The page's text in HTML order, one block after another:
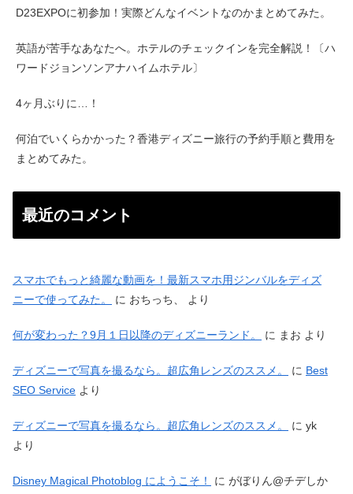
D23EXPOに初参加！実際どんなイベントなのかまとめてみた。
英語が苦手なあなたへ。ホテルのチェックインを完全解説！〔ハ
ワードジョンソンアナハイムホテル〕
4ヶ月ぶりに…！
何泊でいくらかかった？香港ディズニー旅行の予約手順と費用を
まとめてみた。
最近のコメント
スマホでもっと綺麗な動画を！最新スマホ用ジンバルをディズ
ニーで使ってみた。
に おちっち、 より
何が変わった？9月１日以降のディズニーランド。 に まお より
ディズニーで写真を撮るなら。超広角レンズのススメ。 に Best
SEO Service より
ディズニーで写真を撮るなら。超広角レンズのススメ。 に yk
より
Disney Magical Photoblog にようこそ！ に がぼりん@チデしか